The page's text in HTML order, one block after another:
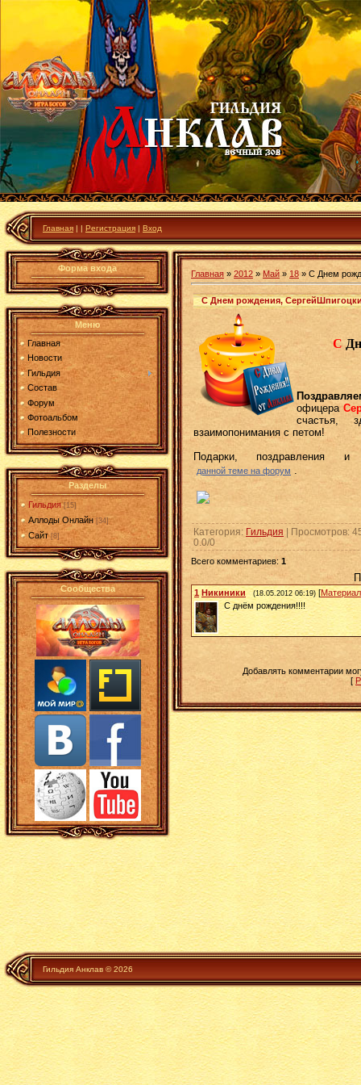
Главная | | Регистрация | Вход
Форма входа
Меню
Главная
Новости
Гильдия
Состав
Форум
Фотоальбом
Полезности
Разделы
Гильдия [15]
Аллоды Онлайн [34]
Сайт [8]
Сообщества
Главная » 2012 » Май » 18 » С Днем
С Днем рождения,
С
офицера
счастья,
взаимопонимания с петом!
Подарки, поздравления
данной теме на форум
Категория: Гильдия | Просмотров:
0.0/0
Всего комментариев: 1
1 Никиники (18.05.2012 06:19) [Материал
С днём рождения!!!!
Добавлять комментарии
[
Гильдия Анклав © 2026